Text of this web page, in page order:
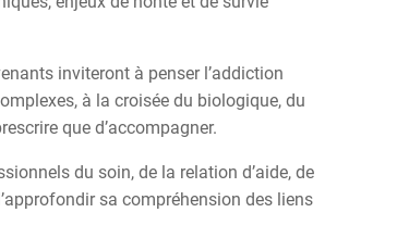
inviteront à penser l’addiction
à la croisée du biologique, du
que d’accompagner.
du soin, de la relation d’aide, de
sa compréhension des liens